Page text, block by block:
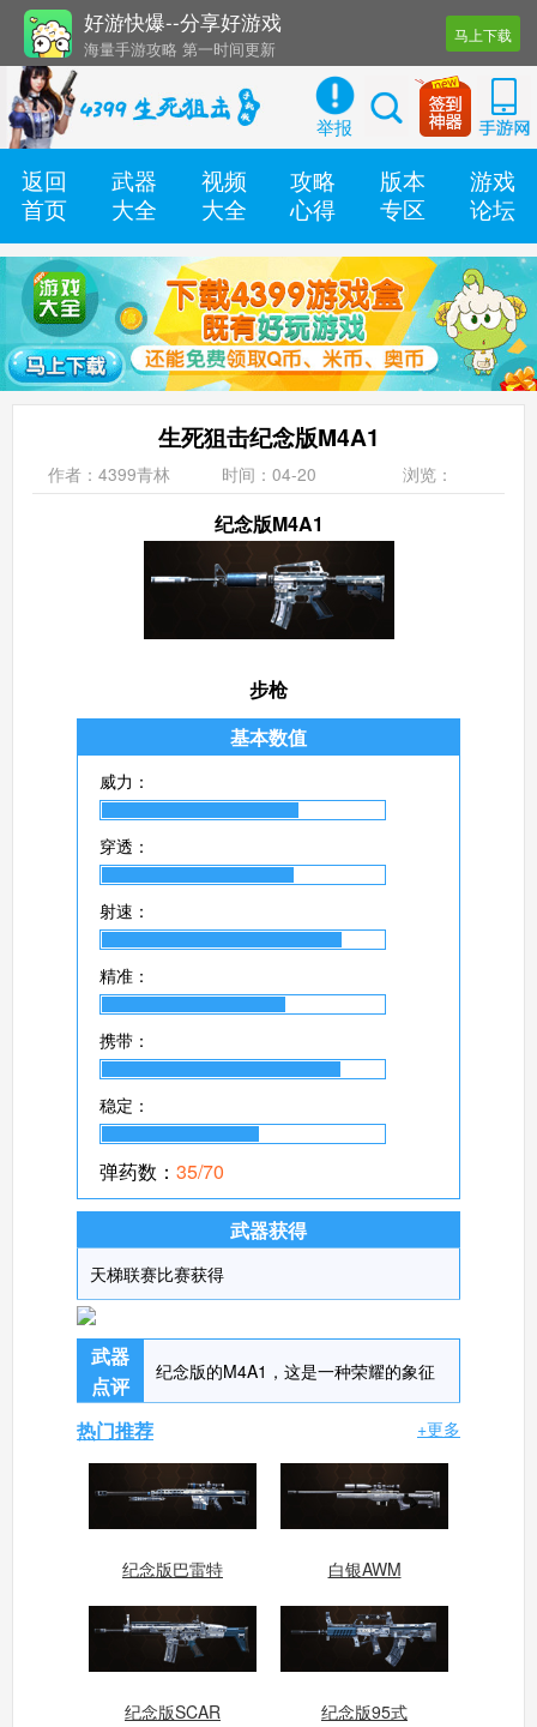
好游快爆--分享好游戏
海量手游攻略 第一时间更新
还有几十款实用辅助工具
马上下载
生死狙击手机版
举报
搜
返回
首页
武器
大全
视频
大全
攻略
心得
版本
专区
游戏
论坛
生死狙击纪念版M4A1
作者：4399青林 时间：04-20 浏览：
纪念版M4A1
步枪
基本数值
威力：
穿透：
射速：
精准：
携带：
稳定：
弹药数： 35/70
武器获得
天梯联赛比赛获得
武器
点评
纪念版的M4A1，这是一种荣耀的象征
热门推荐 +更多
纪念版巴雷特 白银AWM
纪念版SCAR 纪念版95式